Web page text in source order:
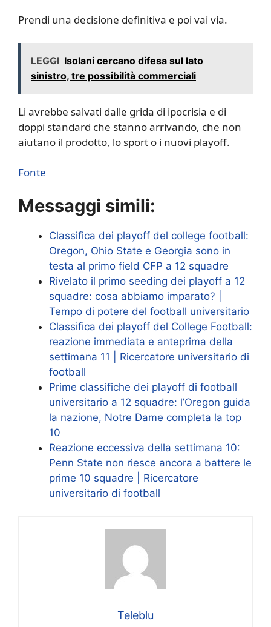
Prendi una decisione definitiva e poi vai via.
LEGGI Isolani cercano difesa sul lato
sinistro, tre possibilità commerciali
Li avrebbe salvati dalle grida di ipocrisia e di
doppi standard che stanno arrivando, che non
aiutano il prodotto, lo sport o i nuovi playoff.
Fonte
Messaggi simili:
Classifica dei playoff del college football:
Oregon, Ohio State e Georgia sono in
testa al primo field CFP a 12 squadre
Rivelato il primo seeding dei playoff a 12
squadre: cosa abbiamo imparato? |
Tempo di potere del football universitario
Classifica dei playoff del College Football:
reazione immediata e anteprima della
settimana 11 | Ricercatore universitario di
football
Prime classifiche dei playoff di football
universitario a 12 squadre: l’Oregon guida
la nazione, Notre Dame completa la top
10
Reazione eccessiva della settimana 10:
Penn State non riesce ancora a battere le
prime 10 squadre | Ricercatore
universitario di football
Teleblu